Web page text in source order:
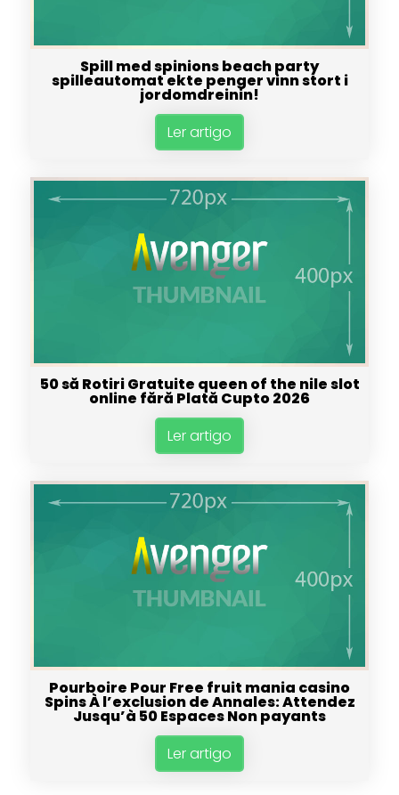
Spill med spinions beach party
spilleautomat ekte penger vinn stort i
jordomdreinin!
Ler artigo
50 să Rotiri Gratuite queen of the nile slot
online fără Plată Cupto 2026
Ler artigo
Pourboire Pour Free fruit mania casino
Spins À l’exclusion de Annales: Attendez
Jusqu’à 50 Espaces Non payants
Ler artigo